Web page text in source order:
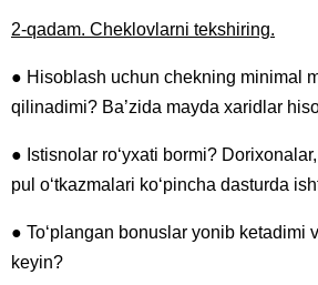
2-qadam. Cheklovlarni tekshiring.
● Hisoblash uchun chekning minimal
qilinadimi? Ba’zida mayda xaridlar
● Istisnolar ro‘yxati bormi?
pul o‘tkazmalari ko‘pincha dasturda
● To‘plangan bonuslar yonib ketadimi
keyin?